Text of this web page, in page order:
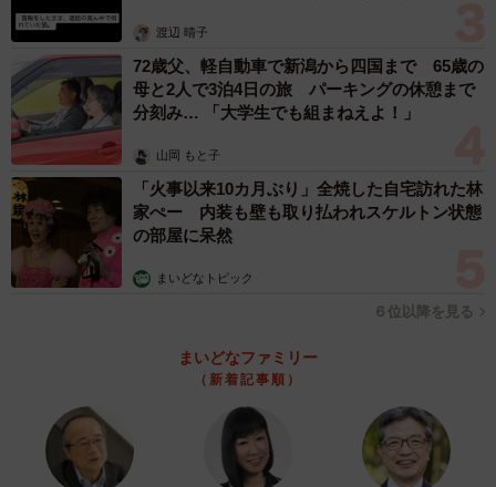
渡辺 晴子
72歳父、軽自動車で新潟から四国まで 65歳の
母と2人で3泊4日の旅 パーキングの休憩まで
分刻み… 「大学生でも組まねえよ！」
山岡 もと子
「火事以来10カ月ぶり」全焼した自宅訪れた林
家ぺー 内装も壁も取り払われスケルトン状態
の部屋に呆然
まいどなトピック
６位以降を見る
まいどなファミリー
（新着記事順）